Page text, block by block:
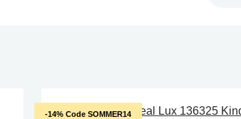
-14% Code SOMMER14